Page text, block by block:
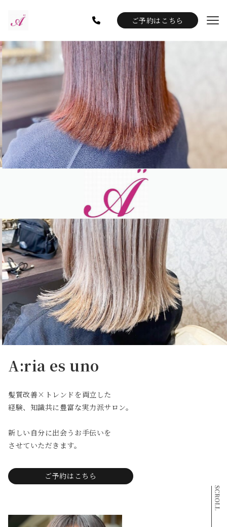
ご予約はこちら
Gallery
Staff
Blog
Information
A:ria es uno
髪質改善×トレンドを両立した
経験、知識共に豊富な実力派サロン。
新しい自分に出会うお手伝いを
させていただきます。
ご予約はこちら